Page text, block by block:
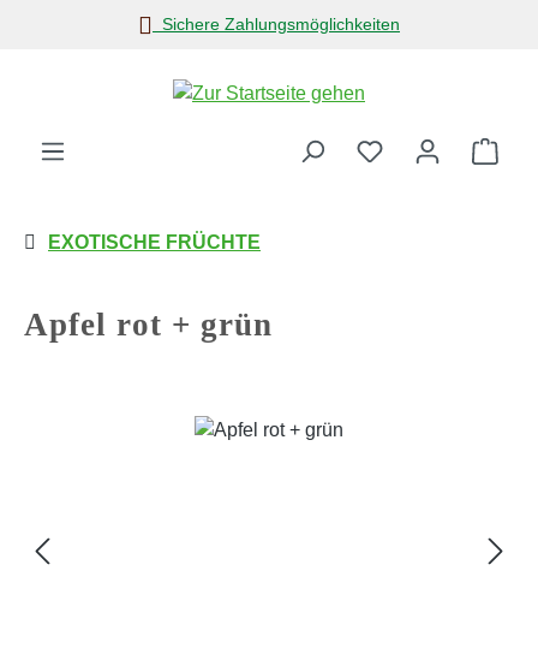
Zum Hauptinhalt springenSichere Zahlungsmöglichkeiten
EXOTISCHE FRÜCHTE
Apfel rot + grün
Bildergalerie überspringen